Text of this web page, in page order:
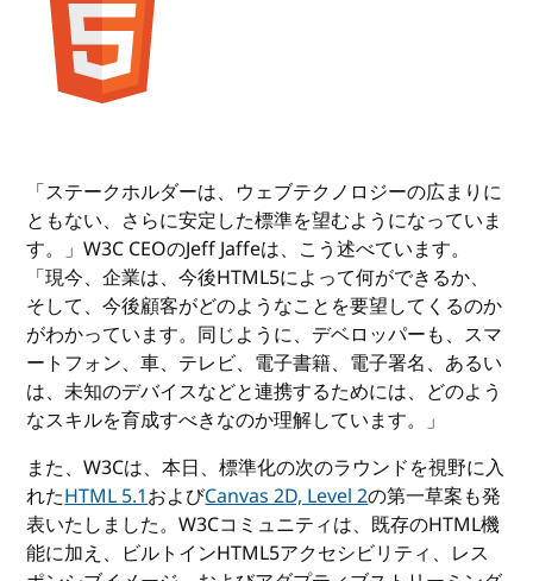
「ステークホルダーは、ウェブテクノロジーの広まりに
ともない、さらに安定した標準を望むようになっていま
す。」W3C CEOのJeff Jaffeは、こう述べています。
「現今、企業は、今後HTML5によって何ができるか、
そして、今後顧客がどのようなことを要望してくるのか
がわかっています。同じように、デベロッパーも、スマ
ートフォン、車、テレビ、電子書籍、電子署名、あるい
は、未知のデバイスなどと連携するためには、どのよう
なスキルを育成すべきなのか理解しています。」
また、W3Cは、本日、標準化の次のラウンドを視野に入
れたHTML 5.1およびCanvas 2D, Level 2の第一草案も発
表いたしました。W3Cコミュニティは、既存のHTML機
能に加え、ビルトインHTML5アクセシビリティ、レス